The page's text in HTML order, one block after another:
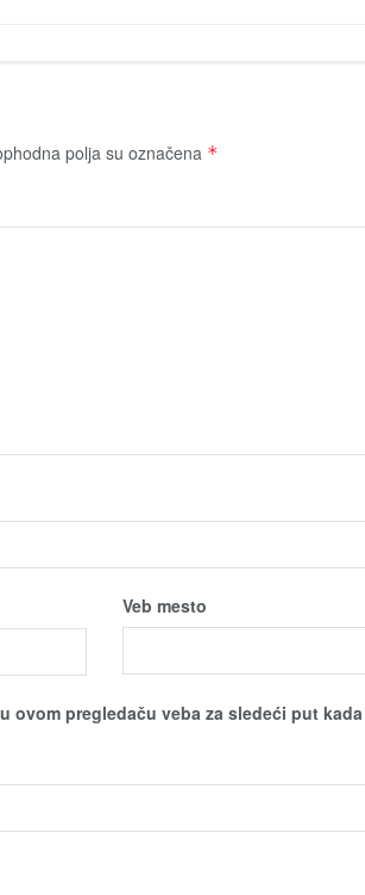
polja su označena *
Veb mesto
ovom pregledaču veba za sledeći put